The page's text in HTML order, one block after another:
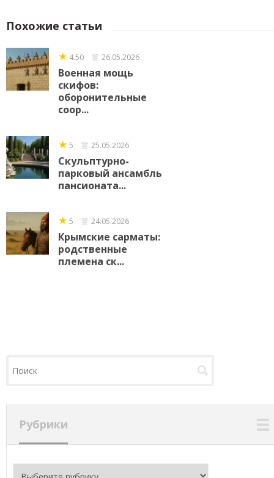
Похожие статьи
★ 4.50 26.05.2026
Военная мощь
скифов:
оборонительные
соор...
★ 5 25.05.2026
Скульптурно-
парковый ансамбль
пансионата...
★ 5 24.05.2026
Крымские сарматы:
родственные
племена ск...
Рубрики
Рубрики